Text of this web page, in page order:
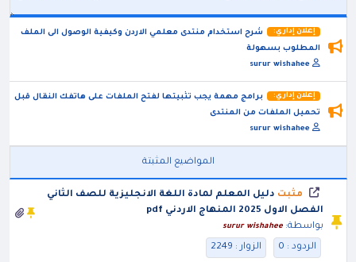
إعلان إداري:
شرح استخدام منتدى معلمي الاردن وكيفية الوصول الى الملف
المطلوب بسهولة
surur wishahee
إعلان إداري:
برامج مهمة يجب تثبيتها لفتح الملفات على هاتفك النقال قبل
تحميل الملفات من المنتدى
surur wishahee
المواضيع المثبتة
مثبت دليل المعلم لمادة اللغة الانجليزية للصف الثاني
الفصل الاول 2025 المنهاج الاردني pdf
بواسطة:surur wishahee
الردود : 0 الزوار : 2249